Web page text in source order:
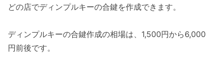
どの店でディンプルキーの合鍵を作成できます。
ディンプルキーの合鍵作成の相場は、1,500円から6,000
円前後です。